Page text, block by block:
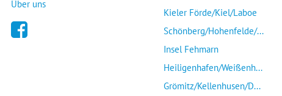
Über uns
Kieler Förde/Kiel/Laboe
Schönberg/Hohenfelde/...
Insel Fehmarn
Heiligenhafen/Weißenh...
Grömitz/Kellenhusen/D...